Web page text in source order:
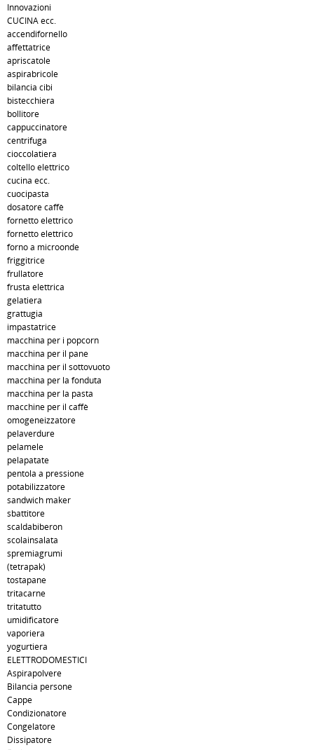
Innovazioni
CUCINA ecc.
accendifornello
affettatrice
apriscatole
aspirabricole
bilancia cibi
bistecchiera
bollitore
cappuccinatore
centrifuga
cioccolatiera
coltello elettrico
cucina ecc.
cuocipasta
dosatore caffè
fornetto elettrico
fornetto elettrico
forno a microonde
friggitrice
frullatore
frusta elettrica
gelatiera
grattugia
impastatrice
macchina per i popcorn
macchina per il pane
macchina per il sottovuoto
macchina per la fonduta
macchina per la pasta
macchine per il caffè
omogeneizzatore
pelaverdure
pelamele
pelapatate
pentola a pressione
potabilizzatore
sandwich maker
sbattitore
scaldabiberon
scolainsalata
spremiagrumi
(tetrapak)
tostapane
tritacarne
tritatutto
umidificatore
vaporiera
yogurtiera
ELETTRODOMESTICI
Aspirapolvere
Bilancia persone
Cappe
Condizionatore
Congelatore
Dissipatore